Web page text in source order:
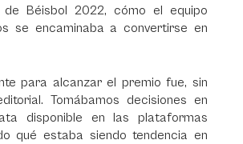
de Béisbol 2022, cómo el equipo
se encaminaba a convertirse en
para alcanzar el premio fue, sin
Tomábamos decisiones en
disponible en las plataformas
qué estaba siendo tendencia en